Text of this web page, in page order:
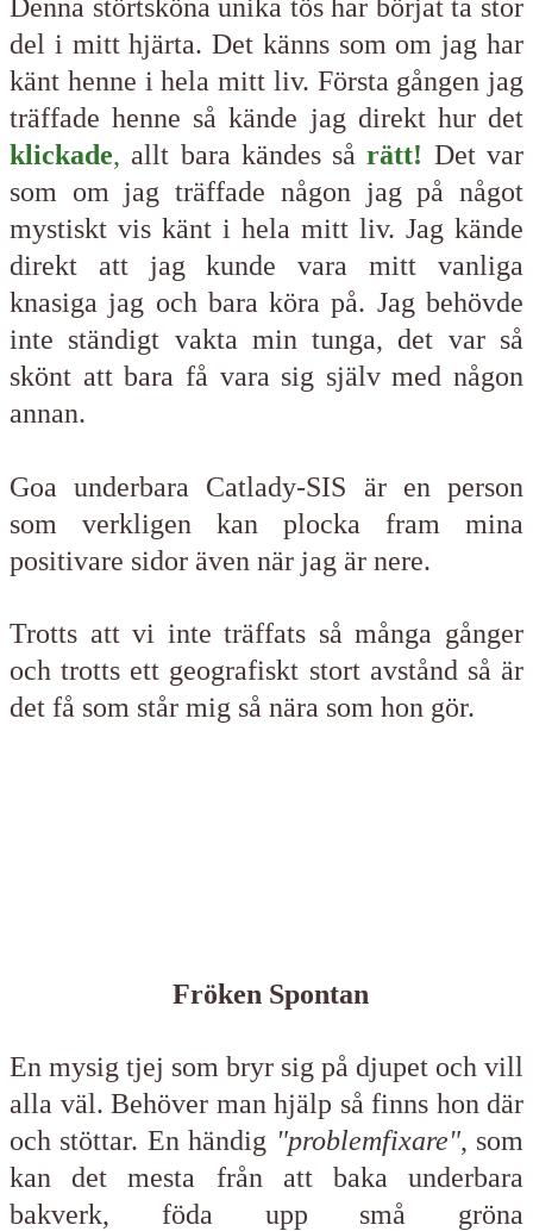
Denna störtsköna unika tös har börjat ta stor
del i mitt hjärta. Det känns som om jag har
känt henne i hela mitt liv. Första gången jag
träffade henne så kände jag direkt hur det
klickade, allt bara kändes så rätt! Det var
som om jag träffade någon jag på något
mystiskt vis känt i hela mitt liv. Jag kände
direkt att jag kunde vara mitt vanliga
knasiga jag och bara köra på. Jag behövde
inte ständigt vakta min tunga, det var så
skönt att bara få vara sig själv med någon
annan.
Goa underbara Catlady-SIS är en person
som verkligen kan plocka fram mina
positivare sidor även när jag är nere.
Trotts att vi inte träffats så många gånger
och trotts ett geografiskt stort avstånd så är
det få som står mig så nära som hon gör.
Fröken Spontan
En mysig tjej som bryr sig på djupet och vill
alla väl. Behöver man hjälp så finns hon där
och stöttar. En händig "problemfixare", som
kan det mesta från att baka underbara
bakverk, föda upp små gröna